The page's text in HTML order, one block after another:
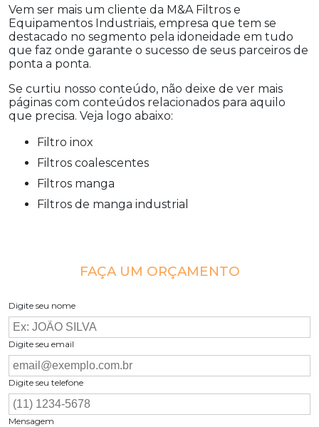
Vem ser mais um cliente da M&A Filtros e
Equipamentos Industriais, empresa que tem se
destacado no segmento pela idoneidade em tudo
que faz onde garante o sucesso de seus parceiros de
ponta a ponta.
Se curtiu nosso conteúdo, não deixe de ver mais
páginas com conteúdos relacionados para aquilo
que precisa. Veja logo abaixo:
filtro inox
filtros coalescentes
filtros manga
filtros de manga industrial
FAÇA UM ORÇAMENTO
Digite seu nome
Digite seu email
Digite seu telefone
Mensagem